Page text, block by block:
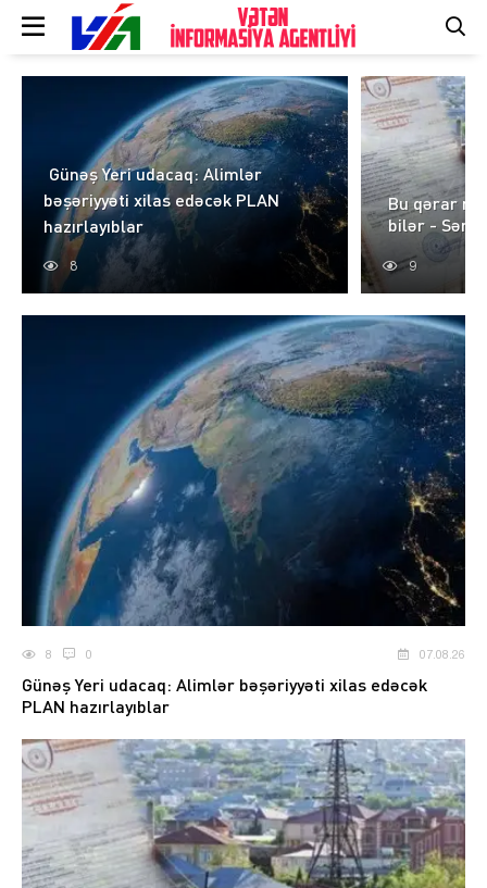
Günəş Yeri udacaq: Alimlər
bəşəriyyəti xilas edəcək PLAN
hazırlayıblar
8
Bu qərar
bilər -
9
8 0 07.08.26
Günəş Yeri udacaq: Alimlər bəşəriyyəti xilas edəcək
PLAN hazırlayıblar